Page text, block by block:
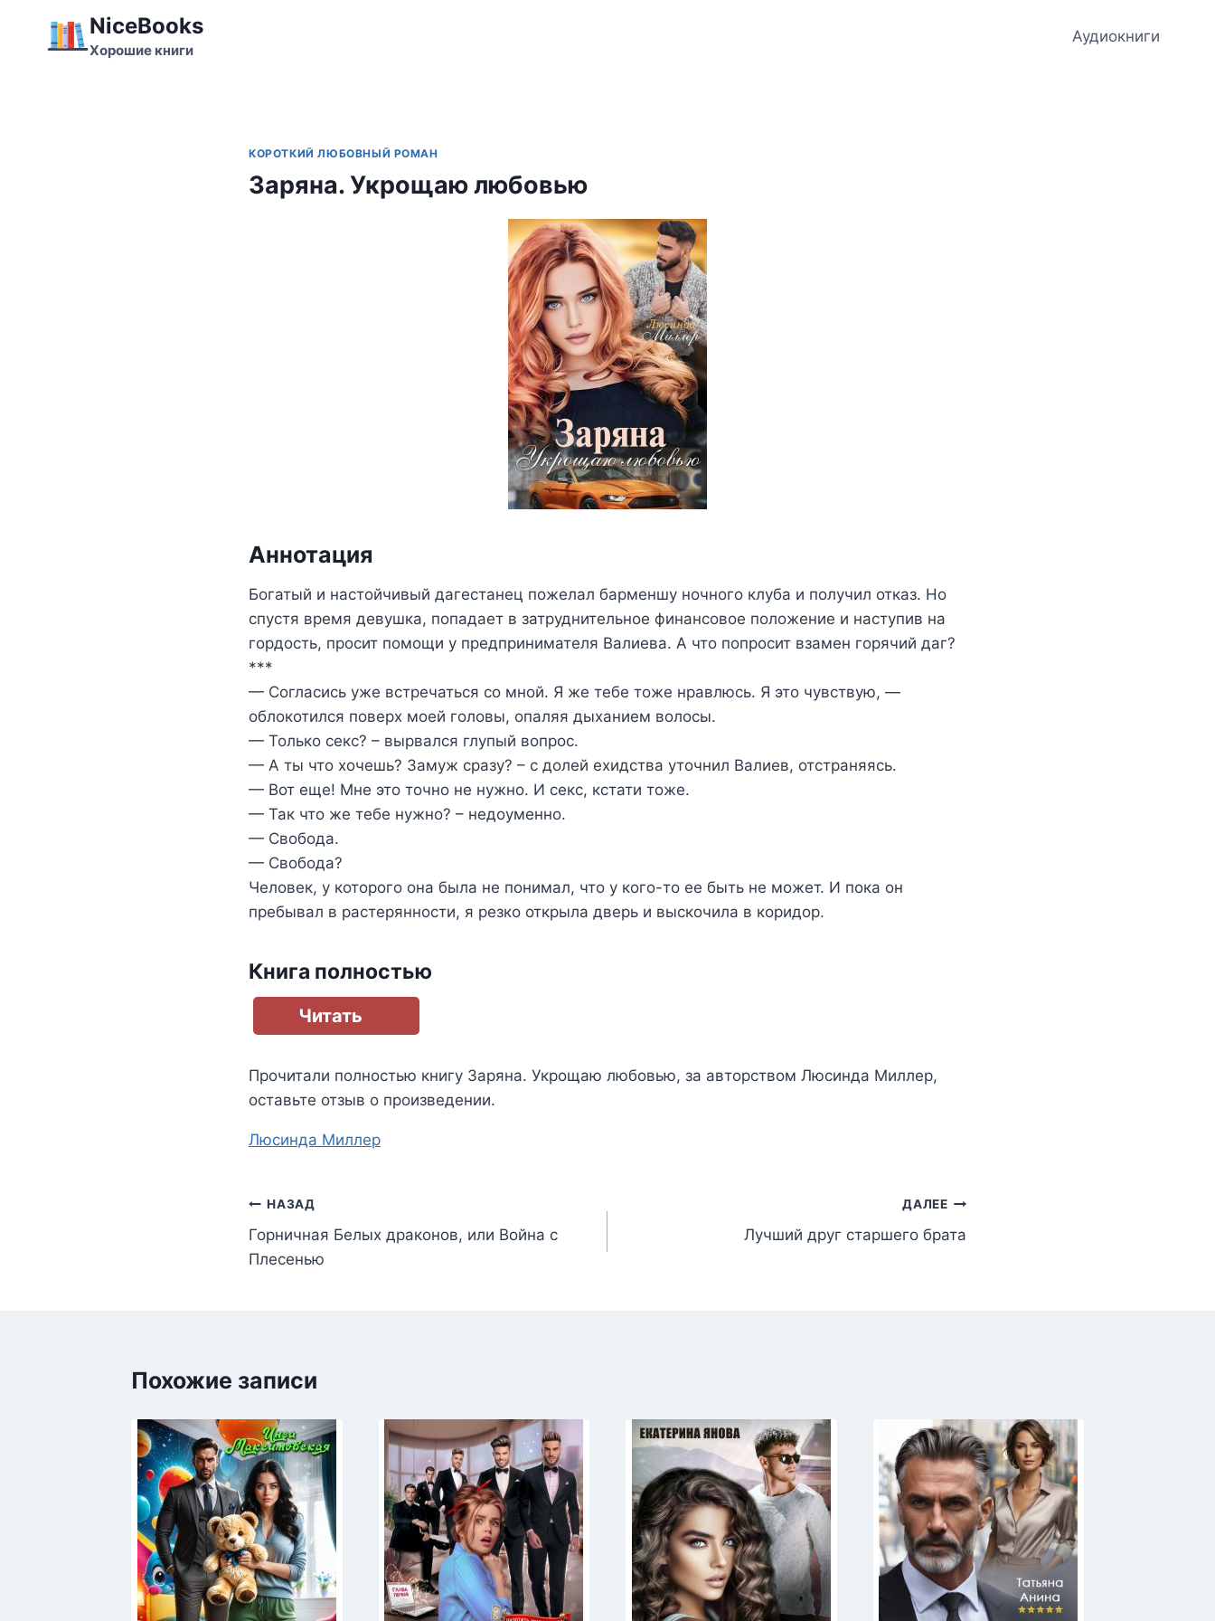
содержимому
NiceBooks
Хорошие книги
Аудиокниги
КОРОТКИЙ ЛЮБОВНЫЙ РОМАН
Заряна. Укрощаю любовью
Аннотация
Богатый и настойчивый дагестанец пожелал барменшу ночного клуба и получил отказ. Но
спустя время девушка, попадает в затруднительное финансовое положение и наступив на
гордость, просит помощи у предпринимателя Валиева. А что попросит взамен горячий даг?
***
— Согласись уже встречаться со мной. Я же тебе тоже нравлюсь. Я это чувствую, —
облокотился поверх моей головы, опаляя дыханием волосы.
— Только секс? – вырвался глупый вопрос.
— А ты что хочешь? Замуж сразу? – с долей ехидства уточнил Валиев, отстраняясь.
— Вот еще! Мне это точно не нужно. И секс, кстати тоже.
— Так что же тебе нужно? – недоуменно.
— Свобода.
— Свобода?
Человек, у которого она была не понимал, что у кого-то ее быть не может. И пока он
пребывал в растерянности, я резко открыла дверь и выскочила в коридор.
Книга полностью
Читать
Прочитали полностью книгу Заряна. Укрощаю любовью, за авторством Люсинда Миллер,
оставьте отзыв о произведении.
Метки
Люсинда Миллер
Навигация
по
записям
НАЗАД
Горничная Белых драконов, или Война с
Плесенью
ДАЛЕЕ
Лучший друг старшего брата
Похожие записи